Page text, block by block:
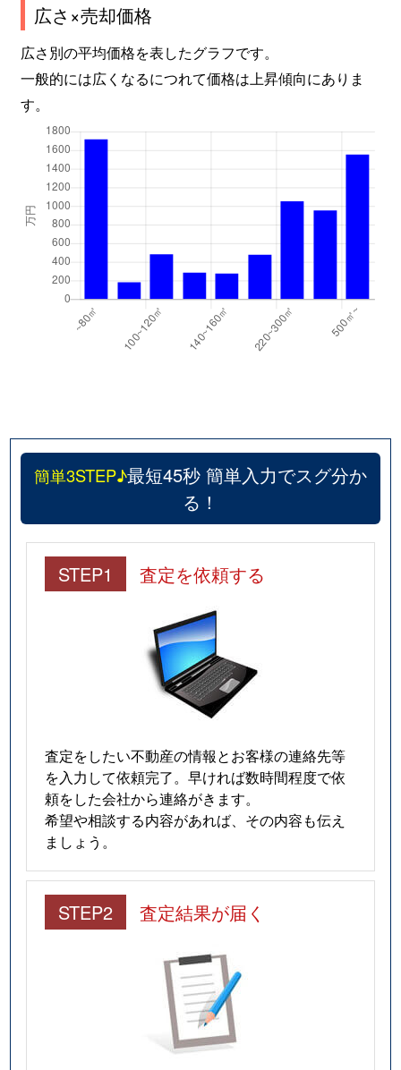
広さ×売却価格
広さ別の平均価格を表したグラフです。
一般的には広くなるにつれて価格は上昇傾向にありま
す。
簡単3STEP♪最短45秒 簡単入力でスグ分か
る！
STEP1 査定を依頼する
査定をしたい不動産の情報とお客様の連絡先等
を入力して依頼完了。早ければ数時間程度で依
頼をした会社から連絡がきます。
希望や相談する内容があれば、その内容も伝え
ましょう。
STEP2 査定結果が届く